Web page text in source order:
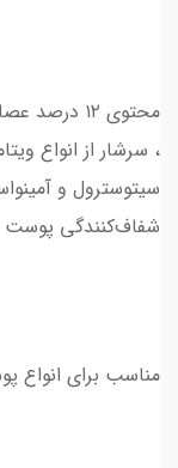
محتوی ۱۲
سیتوسترول و
شفاف‌کنندگی پوست
مناسب برای انواع